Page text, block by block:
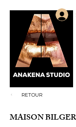
RETOUR
MAISON BILGER